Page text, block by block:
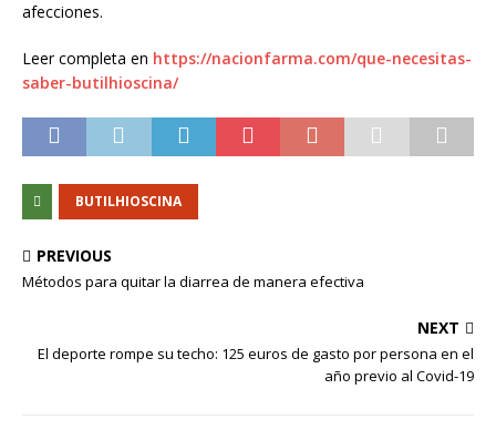
afecciones.
Leer completa en https://nacionfarma.com/que-necesitas-
saber-butilhioscina/
BUTILHIOSCINA
PREVIOUS
Métodos para quitar la diarrea de manera efectiva
NEXT
El deporte rompe su techo: 125 euros de gasto por persona en el
año previo al Covid-19